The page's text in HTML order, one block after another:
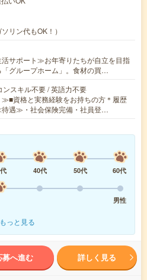
リン代もOK！）
サポート≫お年寄りたちが自立を目指
「グループホーム」。食材の買…
ンスキル不要 / 英語力不要
資格と実務経験をお持ちの方＊履歴
遇≫・社会保険完備・社員登…
40代 50代
60代
男性
もっと見る
募へ進む 詳しく見る